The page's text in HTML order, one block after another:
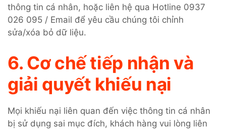
thông tin cá nhân, hoặc liên hệ qua Hotline 0937
026 095 / Email để yêu cầu chúng tôi chỉnh
sửa/xóa bỏ dữ liệu.
6. Cơ chế tiếp nhận và
giải quyết khiếu nại
Mọi khiếu nại liên quan đến việc thông tin cá nhân
bị sử dụng sai mục đích, khách hàng vui lòng liên